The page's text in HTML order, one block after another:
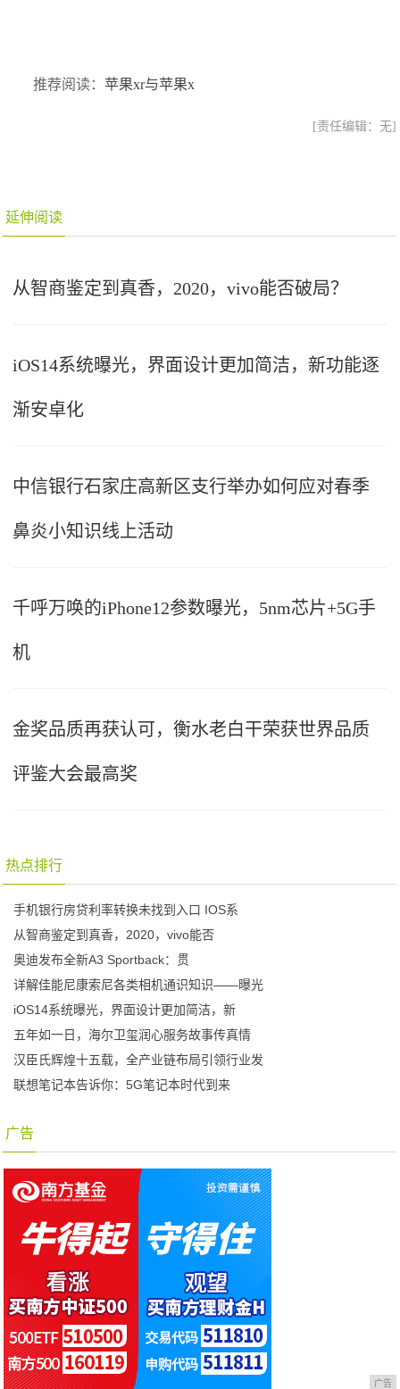
推荐阅读：苹果xr与苹果x
[责任编辑：无]
延伸阅读
从智商鉴定到真香，2020，vivo能否破局？
iOS14系统曝光，界面设计更加简洁，新功能逐
渐安卓化
中信银行石家庄高新区支行举办如何应对春季
鼻炎小知识线上活动
千呼万唤的iPhone12参数曝光，5nm芯片+5G手
机
金奖品质再获认可，衡水老白干荣获世界品质
评鉴大会最高奖
热点排行
手机银行房贷利率转换未找到入口 IOS系
从智商鉴定到真香，2020，vivo能否
奥迪发布全新A3 Sportback：贯
详解佳能尼康索尼各类相机通识知识——曝光
iOS14系统曝光，界面设计更加简洁，新
五年如一日，海尔卫玺润心服务故事传真情
汉臣氏辉煌十五载，全产业链布局引领行业发
联想笔记本告诉你：5G笔记本时代到来
广告
广告